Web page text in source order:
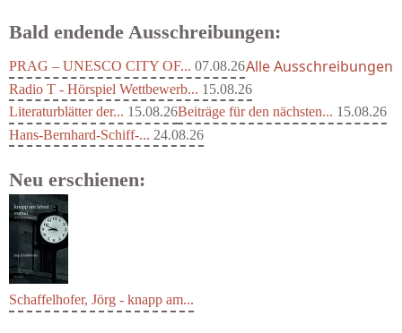
Bald endende Ausschreibungen:
PRAG – UNESCO CITY OF... 07.08.26
Radio T - Hörspiel Wettbewerb... 15.08.26
Literaturblätter der... 15.08.26Beiträge für den nächsten... 15.08.26
Hans-Bernhard-Schiff-... 24.08.26
Alle Ausschreibungen
Neu erschienen:
Schaffelhofer, Jörg - knapp am...